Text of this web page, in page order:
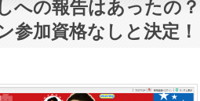
への報告はあったの？
参加資格なしと決定！